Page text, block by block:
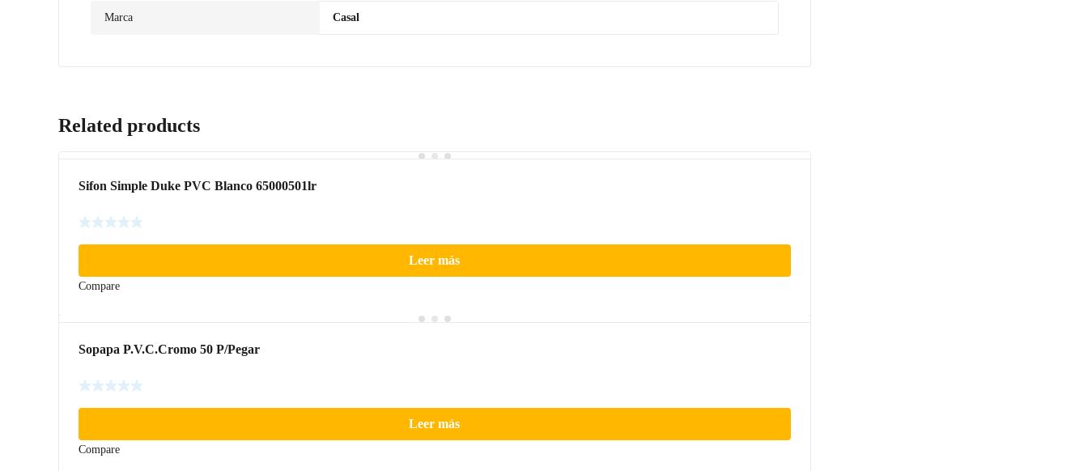
Marca Casal
Related products
Sifon Simple Duke PVC Blanco 65000501lr
Leer más
Compare
Sopapa P.V.C.Cromo 50 P/Pegar
Leer más
Compare